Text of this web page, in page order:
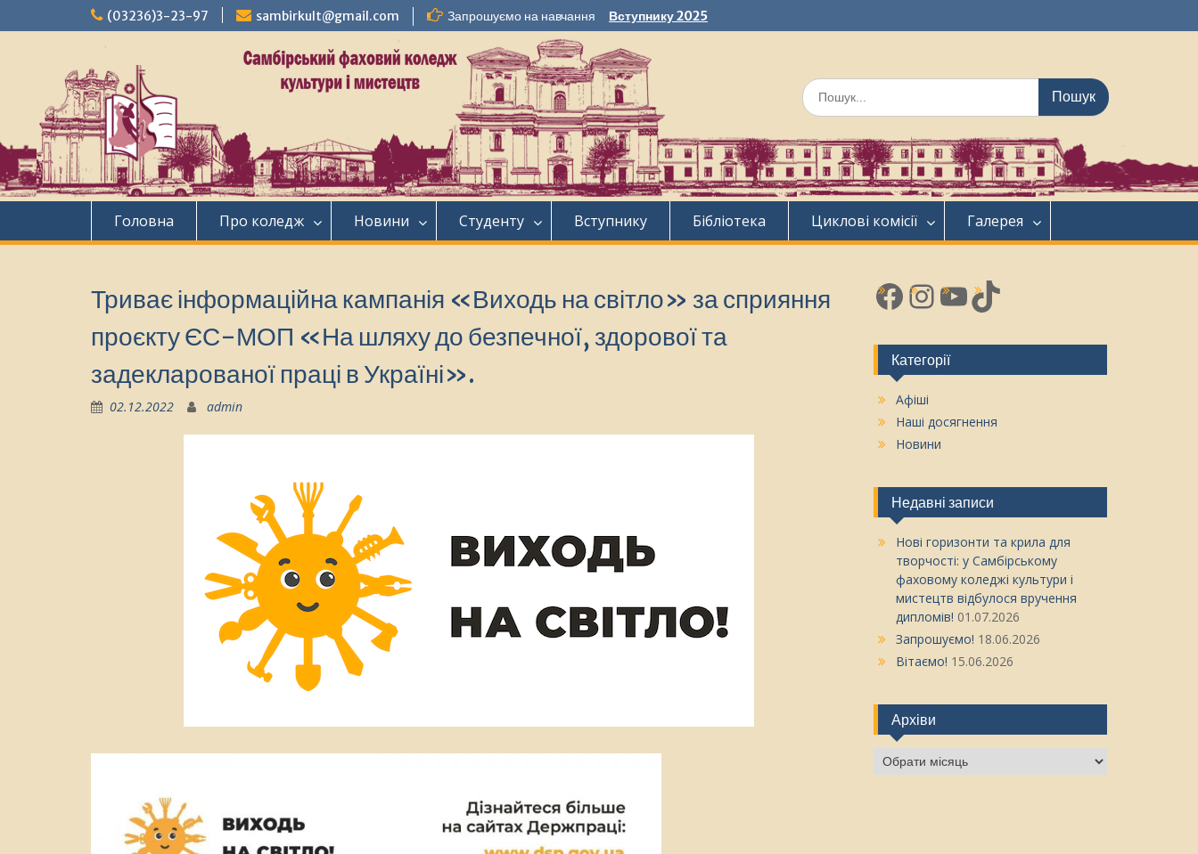
до
(03236)3-23-97 sambirkult@gmail.com Запрошуємо на навчання Вступнику 2025
Шукати:
Головна Про коледж Новини Студенту Вступнику Бібліотека Циклові комісії Галерея
Триває інформаційна кампанія «Виходь на світло» за сприяння
проєкту ЄС-МОП «На шляху до безпечної, здорової та
задекларованої праці в Україні».
02.12.2022 admin
Facebook
Instagram
YouTube
TikTok
Категорії
Афіші
Наші досягнення
Новини
Недавні записи
Нові горизонти та крила для
творчості: у Самбірському
фаховому коледжі культури і
мистецтв відбулося вручення
дипломів! 01.07.2026
Запрошуємо! 18.06.2026
Вітаємо! 15.06.2026
Архіви
Архіви